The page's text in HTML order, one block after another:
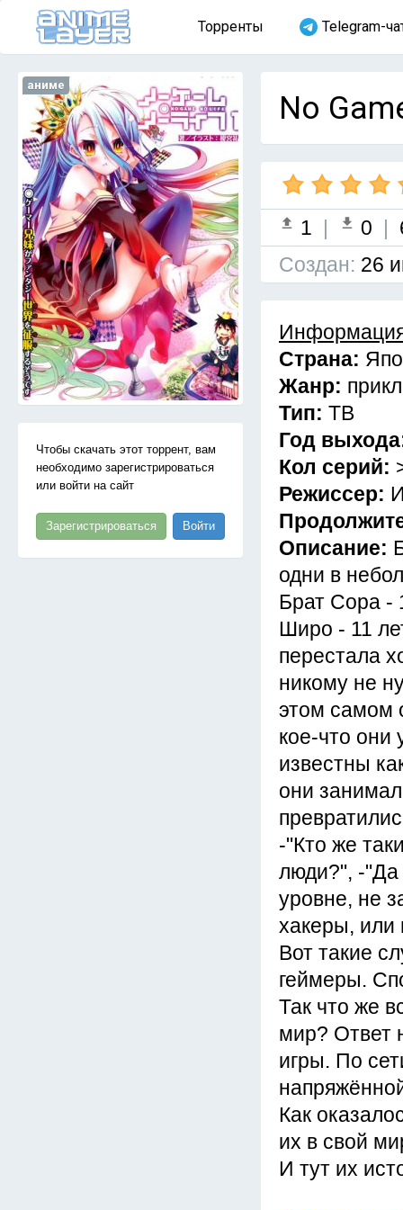
Торренты Telegram-
аниме
Чтобы скачать этот торрент, вам
необходимо зарегистрироваться
или войти на сайт
Зарегистрироваться Войти
No
1 | 0 |
Cоздан: 26
Страна:
Жанр:
Тип: ТВ
Год
Кол серий:
Режиссер:
Описание:
одни в
Брат Сора -
Широ - 11
перестала
никому не
этом самом
кое-что они
известны
они
-"Кто же
люди?", -"Да
уровне, не
хакеры, или
Вот такие
геймеры.
Так что же
мир? Ответ
игры. По
Как
их в свой
И тут их